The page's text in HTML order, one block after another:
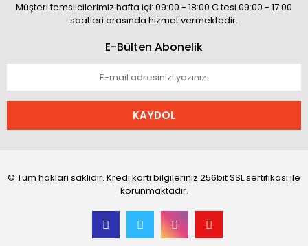
Müşteri temsilcilerimiz hafta içi: 09:00 - 18:00 C.tesi 09:00 - 17:00
saatleri arasında hizmet vermektedir.
E-Bülten Abonelik
KAYDOL
© Tüm hakları saklıdır. Kredi kartı bilgileriniz 256bit SSL sertifikası ile
korunmaktadır.